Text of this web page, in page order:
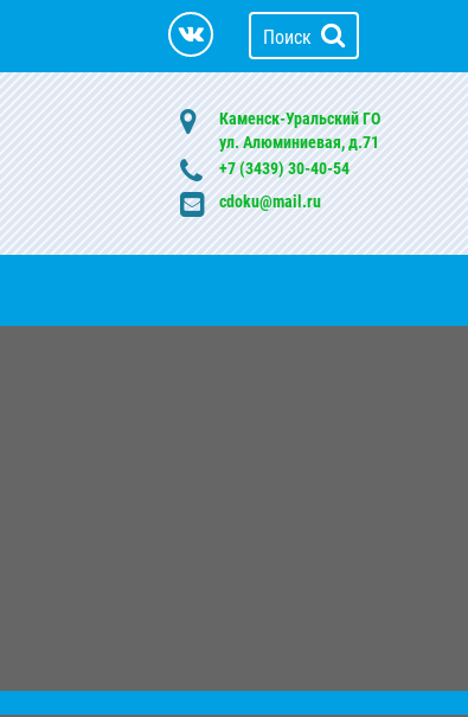
Поиск
Каменск-Уральский ГО
ул. Алюминиевая, д.71
+7 (3439) 30-40-54
cdoku@mail.ru